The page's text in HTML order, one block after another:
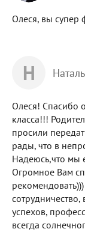
Олеся, вы супер
Н
Олеся! Спасибо
класса!!!
просили
рады, что в
Надеюсь,что мы
Огромное Вам
успехов,
всегда